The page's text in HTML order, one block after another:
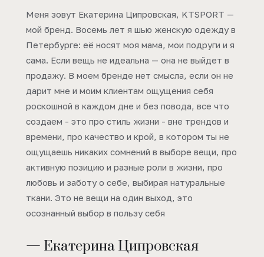
Меня зовут Екатерина Ципровская, KTSPORT —
мой бренд. Восемь лет я шью женскую одежду в
Петербурге: её носят моя мама, мои подруги и я
сама. Если вещь не идеальна — она не выйдет в
продажу. В моем бренде нет смысла, если он не
дарит мне и моим клиентам ощущения себя
роскошной в каждом дне и без повода, все что
создаем - это про стиль жизни - вне трендов и
времени, про качество и крой, в котором ты не
ощущаешь никаких сомнений в выборе вещи, про
активную позицию и разные роли в жизни, про
любовь и заботу о себе, выбирая натуральные
ткани. Это не вещи на один выход, это
осознанный выбор в пользу себя
— Екатерина Ципровская